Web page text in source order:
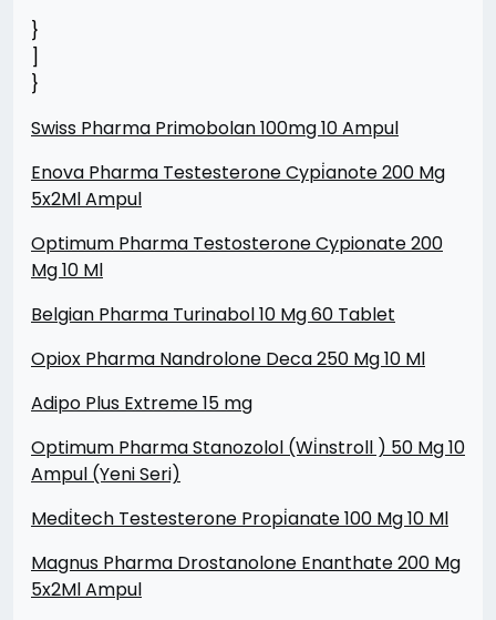
}
]
}
Swiss Pharma Primobolan 100mg 10 Ampul
Enova Pharma Testesterone Cypi̇anote 200 Mg
5x2Ml Ampul
Optimum Pharma Testosterone Cypionate 200
Mg 10 Ml
Belgian Pharma Turinabol 10 Mg 60 Tablet
Opiox Pharma Nandrolone Deca 250 Mg 10 Ml
Adipo Plus Extreme 15 mg
Optimum Pharma Stanozolol (Wi̇nstroll ) 50 Mg 10
Ampul (Yeni Seri)
Medi̇tech Testesterone Propi̇anate 100 Mg 10 Ml
Magnus Pharma Drostanolone Enanthate 200 Mg
5x2Ml Ampul